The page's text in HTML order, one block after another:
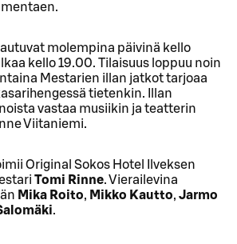
molempina päivinä kello
kello 19.00. Tilaisuus loppuu noin
Mestarien illan jatkot tarjoaa
tietenkin. Illan
vastaa musiikin ja teatterin
Viitaniemi.
Original Sokos Hotel Ilveksen
Tomi Rinne. Vierailevina
Mika Roito, Mikko Kautto, Jarmo
.